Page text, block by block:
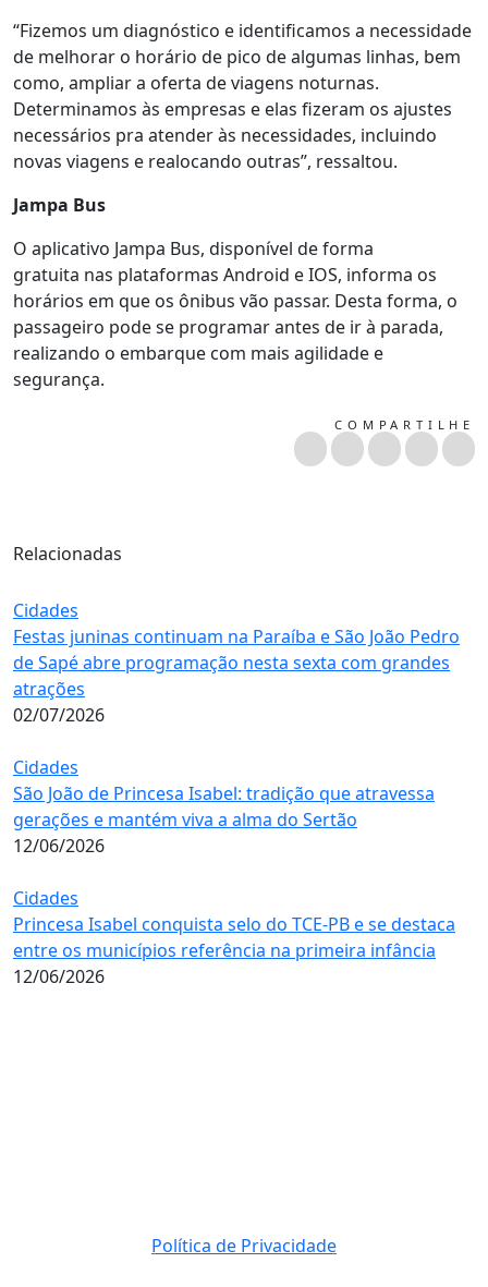
“Fizemos um diagnóstico e identificamos a necessidade
de melhorar o horário de pico de algumas linhas, bem
como, ampliar a oferta de viagens noturnas.
Determinamos às empresas e elas fizeram os ajustes
necessários pra atender às necessidades, incluindo
novas viagens e realocando outras”, ressaltou.
Jampa Bus
O aplicativo Jampa Bus, disponível de forma
gratuita nas plataformas Android e IOS, informa os
horários em que os ônibus vão passar. Desta forma, o
passageiro pode se programar antes de ir à parada,
realizando o embarque com mais agilidade e
segurança.
COMPARTILHE
Relacionadas
Cidades
Festas juninas continuam na Paraíba e São João Pedro
de Sapé abre programação nesta sexta com grandes
atrações
02/07/2026
Cidades
São João de Princesa Isabel: tradição que atravessa
gerações e mantém viva a alma do Sertão
12/06/2026
Cidades
Princesa Isabel conquista selo do TCE-PB e se destaca
entre os municípios referência na primeira infância
12/06/2026
Política de Privacidade